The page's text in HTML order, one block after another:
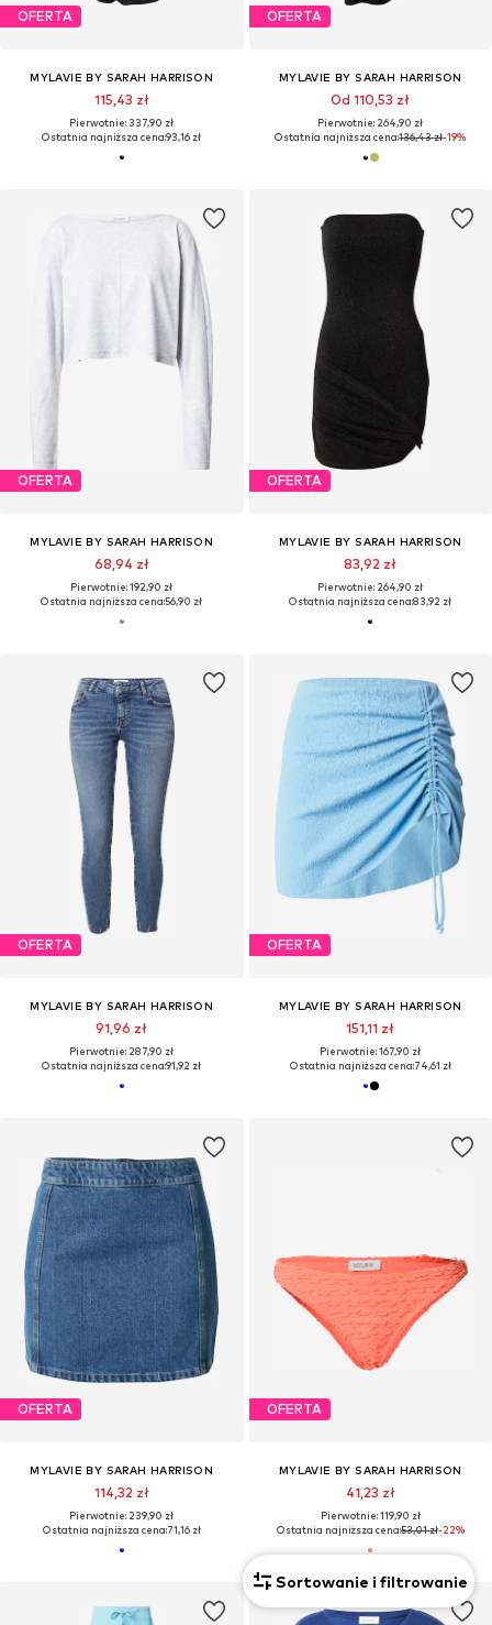
OFERTA
MYLAVIE BY SARAH HARRISON
115,43 zł
Pierwotnie: 337,90 zł
Ostatnia najniższa cena:93,16 zł
OFERTA
MYLAVIE BY SARAH HARRISON
Od 110,53 zł
Pierwotnie: 264,90 zł
Ostatnia najniższa cena:136,43 zł-19%
OFERTA
MYLAVIE BY SARAH HARRISON
68,94 zł
Pierwotnie: 192,90 zł
Ostatnia najniższa cena:56,90 zł
OFERTA
MYLAVIE BY SARAH HARRISON
83,92 zł
Pierwotnie: 264,90 zł
Ostatnia najniższa cena:83,92 zł
OFERTA
MYLAVIE BY SARAH HARRISON
91,96 zł
Pierwotnie: 287,90 zł
Ostatnia najniższa cena:91,92 zł
OFERTA
MYLAVIE BY SARAH HARRISON
151,11 zł
Pierwotnie: 167,90 zł
Ostatnia najniższa cena:74,61 zł
OFERTA
MYLAVIE BY SARAH HARRISON
114,32 zł
Pierwotnie: 239,90 zł
Ostatnia najniższa cena:71,16 zł
OFERTA
MYLAVIE BY SARAH HARRISON
41,23 zł
Pierwotnie: 119,90 zł
Ostatnia najniższa cena:53,01 zł-22%
Sortowanie i filtrowanie